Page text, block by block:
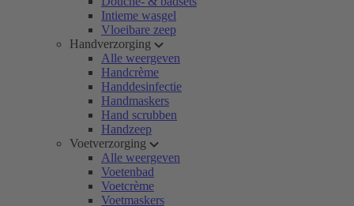
Intieme wasgel
Vloeibare zeep
Handverzorging
Alle weergeven
Handcrème
Handdesinfectie
Handmaskers
Hand scrubben
Handzeep
Voetverzorging
Alle weergeven
Voetenbad
Voetcrème
Voetmaskers